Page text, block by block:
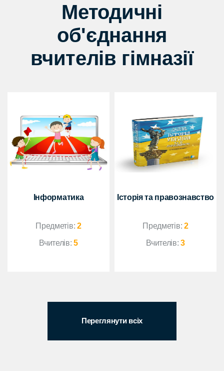
Методичні
об'єднання
вчителів гімназії
Інформатика
Предметів: 2
Вчителів: 5
Історія та правознавство
Предметів: 2
Вчителів: 3
Переглянути всіх